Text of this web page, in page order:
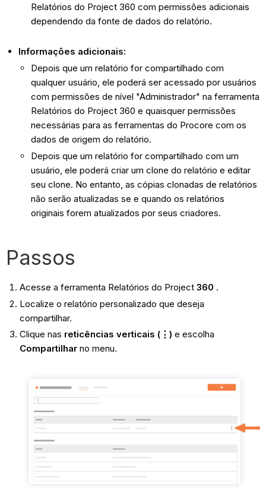
Relatórios do Project 360 com permissões adicionais
dependendo da fonte de dados do relatório.
Informações adicionais:
Depois que um relatório for compartilhado com
qualquer usuário, ele poderá ser acessado por usuários
com permissões de nível "Administrador" na ferramenta
Relatórios do Project 360 e quaisquer permissões
necessárias para as ferramentas do Procore com os
dados de origem do relatório.
Depois que um relatório for compartilhado com um
usuário, ele poderá criar um clone do relatório e editar
seu clone. No entanto, as cópias clonadas de relatórios
não serão atualizadas se e quando os relatórios
originais forem atualizados por seus criadores.
Passos
Acesse a ferramenta Relatórios do Project 360​​​​​​​ .
Localize o relatório personalizado que deseja
compartilhar.
Clique nas reticências verticais (⋮) e escolha
Compartilhar no menu.